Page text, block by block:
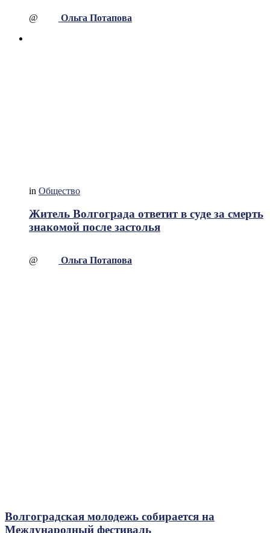
@ Ольга Потапова
in Общество
Житель Волгограда ответит в суде за смерть
знакомой после застолья
@ Ольга Потапова
Волгоградская молодежь собирается на
Международный фестиваль